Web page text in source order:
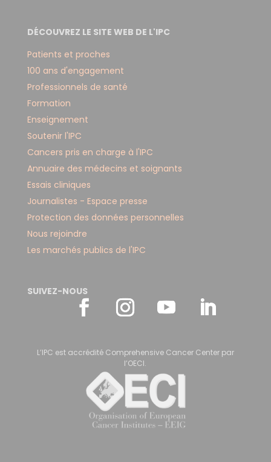
DÉCOUVREZ LE SITE WEB DE L'IPC
Patients et proches
100 ans d'engagement
Professionnels de santé
Formation
Enseignement
Soutenir l'IPC
Cancers pris en charge à l'IPC
Annuaire des médecins et soignants
Essais cliniques
Journalistes - Espace presse
Protection des données personnelles
Nous rejoindre
Les marchés publics de l'IPC
SUIVEZ-NOUS
L’IPC est accrédité Comprehensive Cancer Center par
l’OECI.